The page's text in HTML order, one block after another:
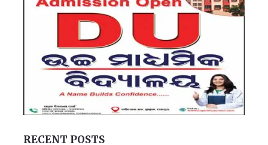
RECENT POSTS